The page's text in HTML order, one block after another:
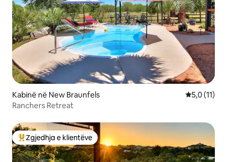
Kabinë në New Braunfels Vlerësimi
5,0 (11)
Ranchers Retreat
Më të mirat e zgjedhjeve të klientëve
Zgjedhja e klientëve